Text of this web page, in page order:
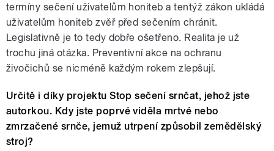
termíny sečení uživatelům honiteb a tentýž zákon ukládá
uživatelům honiteb zvěř před sečením chránit.
Legislativně je to tedy dobře ošetřeno. Realita je už
trochu jiná otázka. Preventivní akce na ochranu
živočichů se nicméně každým rokem zlepšují.
Určitě i díky projektu Stop sečení srnčat, jehož jste
autorkou. Kdy jste poprvé viděla mrtvé nebo
zmrzačené srnče, jemuž utrpení způsobil zemědělský
stroj?